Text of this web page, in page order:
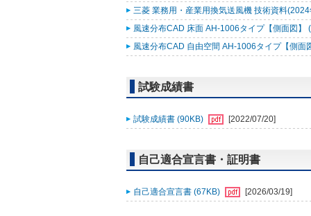
三菱 業務用・産業用換気送風機 技術資料
風速分布CAD 床面 AH-1006タイプ【側面図】
風速分布CAD 自由空間 AH-1006タイプ【側面
試験成績書
試験成績書 (90KB) [2022/07/20]
自己適合宣言書・証明書
自己適合宣言書 (67KB) [2026/03/19]